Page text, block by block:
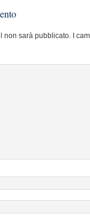
non sarà pubblicato. I